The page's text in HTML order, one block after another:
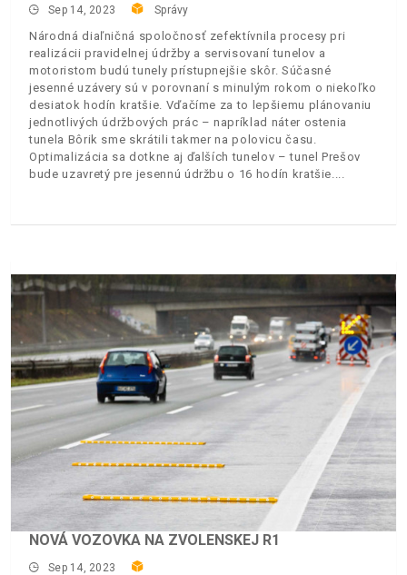
Sep 14, 2023 Správy
Národná diaľničná spoločnosť zefektívnila procesy pri
realizácii pravidelnej údržby a servisovaní tunelov a
motoristom budú tunely prístupnejšie skôr. Súčasné
jesenné uzávery sú v porovnaní s minulým rokom o niekoľko
desiatok hodín kratšie. Vďačíme za to lepšiemu plánovaniu
jednotlivých údržbových prác – napríklad náter ostenia
tunela Bôrik sme skrátili takmer na polovicu času.
Optimalizácia sa dotkne aj ďalších tunelov – tunel Prešov
bude uzavretý pre jesennú údržbu o 16 hodín kratšie.
NOVÁ VOZOVKA NA ZVOLENSKEJ R1
Sep 14, 2023